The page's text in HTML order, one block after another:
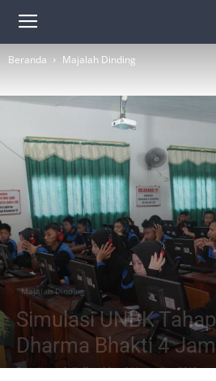
Beranda Majalah Dinding
Majalah Dinding
Simulasi UNBK
Dharma Bhakti 4
Penulis smkdb4jambi - 6 November 2019